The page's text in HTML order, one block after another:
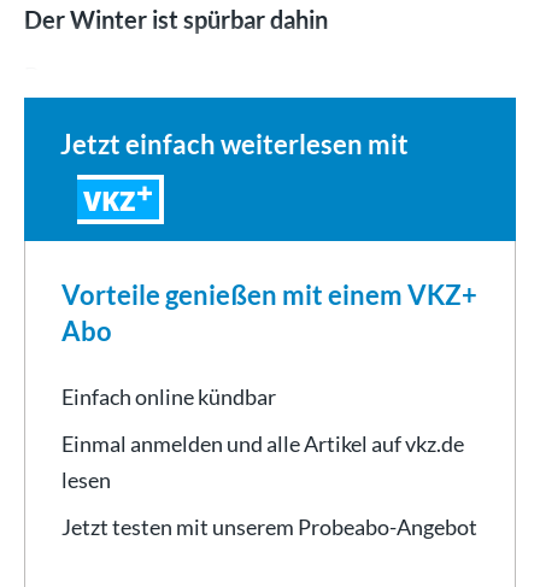
Der Winter ist spürbar dahin
Jetzt einfach weiterlesen mit
VKZ
Vorteile genießen mit einem VKZ+
Abo
Einfach online kündbar
Einmal anmelden und alle Artikel auf vkz.de
lesen
Jetzt testen mit unserem Probeabo-Angebot